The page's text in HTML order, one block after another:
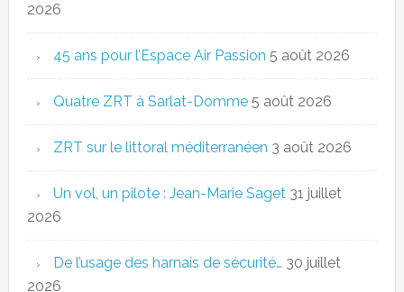
2026
45 ans pour l’Espace Air Passion 5 août 2026
Quatre ZRT à Sarlat-Domme 5 août 2026
ZRT sur le littoral méditerranéen 3 août 2026
Un vol, un pilote : Jean-Marie Saget 31 juillet
2026
De l’usage des harnais de sécurité… 30 juillet
2026